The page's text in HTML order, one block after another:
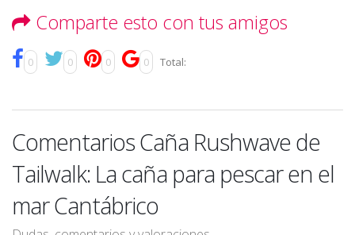
Comparte esto con tus amigos
0 0 0 0 Total:
Comentarios Caña Rushwave de
Tailwalk: La caña para pescar en el
mar Cantábrico